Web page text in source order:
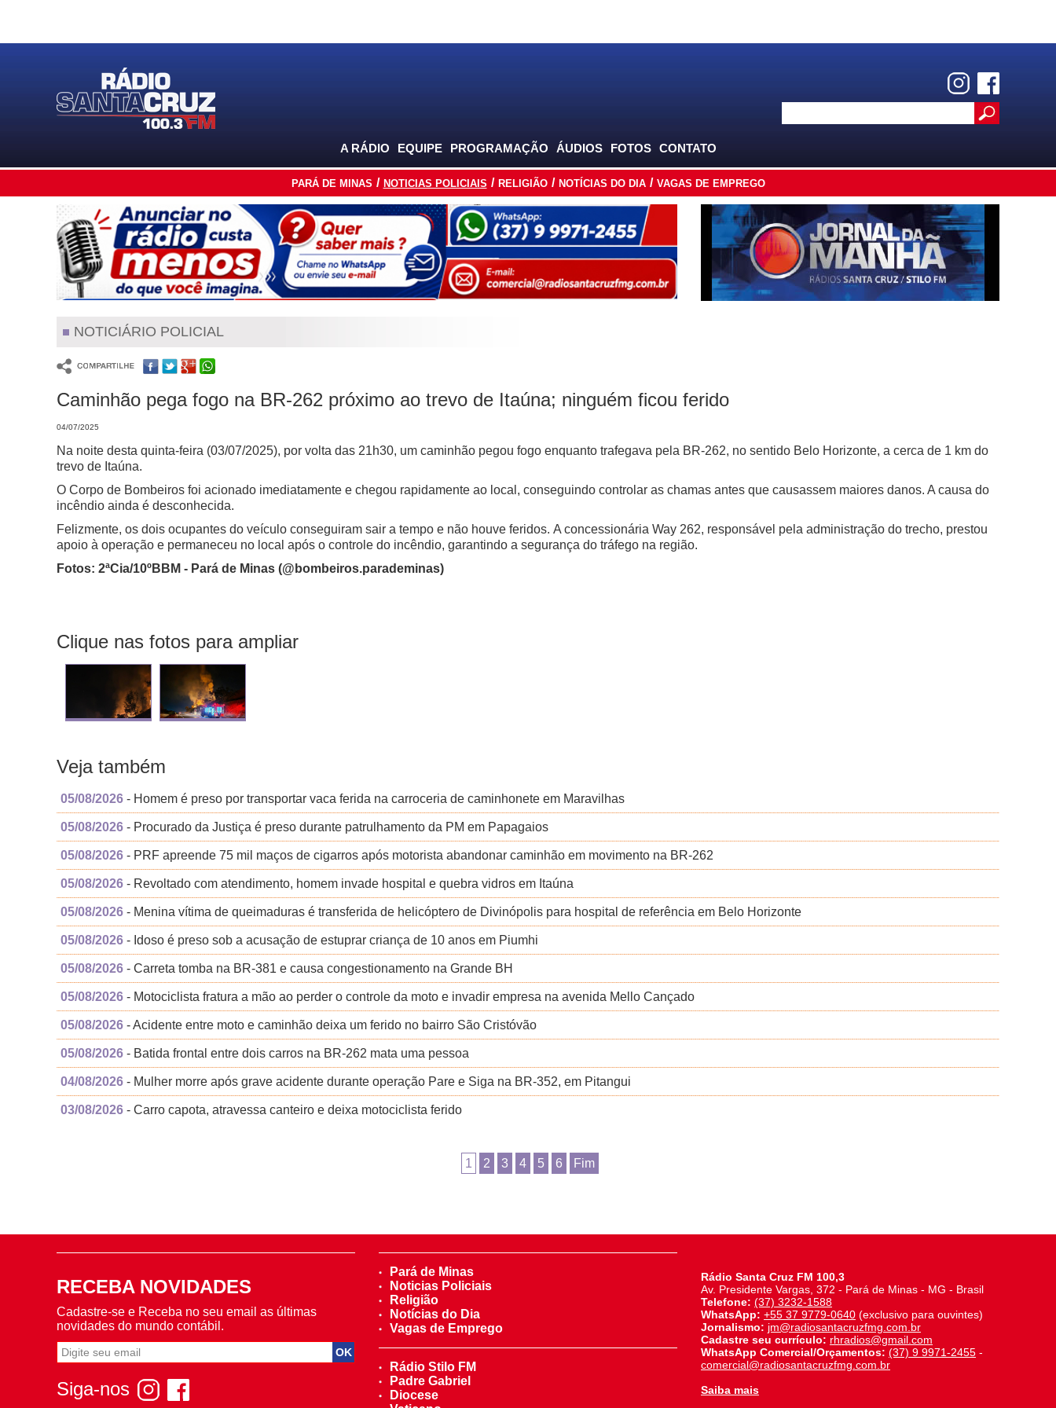
A RÁDIO EQUIPE PROGRAMAÇÃO ÁUDIOS FOTOS CONTATO
PARÁ DE MINAS NOTICIAS POLICIAIS RELIGIÃO NOTÍCIAS DO DIA VAGAS DE EMPREGO
NOTICIÁRIO POLICIAL
Caminhão pega fogo na BR-262 próximo ao trevo de Itaúna; ninguém ficou ferido
04/07/2025
Na noite desta quinta-feira (03/07/2025), por volta das 21h30, um caminhão pegou fogo enquanto trafegava pela BR-262, no sentido Belo Horizonte, a cerca de 1 km do
trevo de Itaúna.
O Corpo de Bombeiros foi acionado imediatamente e chegou rapidamente ao local, conseguindo controlar as chamas antes que causassem maiores danos. A causa do
incêndio ainda é desconhecida.
Felizmente, os dois ocupantes do veículo conseguiram sair a tempo e não houve feridos. A concessionária Way 262, responsável pela administração do trecho, prestou
apoio à operação e permaneceu no local após o controle do incêndio, garantindo a segurança do tráfego na região.
Fotos: 2ªCia/10ºBBM - Pará de Minas (@bombeiros.parademinas)
Clique nas fotos para ampliar
Veja também
05/08/2026 - Homem é preso por transportar vaca ferida na carroceria de caminhonete em Maravilhas
05/08/2026 - Procurado da Justiça é preso durante patrulhamento da PM em Papagaios
05/08/2026 - PRF apreende 75 mil maços de cigarros após motorista abandonar caminhão em movimento na BR-262
05/08/2026 - Revoltado com atendimento, homem invade hospital e quebra vidros em Itaúna
05/08/2026 - Menina vítima de queimaduras é transferida de helicóptero de Divinópolis para hospital de referência em Belo Horizonte
05/08/2026 - Idoso é preso sob a acusação de estuprar criança de 10 anos em Piumhi
05/08/2026 - Carreta tomba na BR-381 e causa congestionamento na Grande BH
05/08/2026 - Motociclista fratura a mão ao perder o controle da moto e invadir empresa na avenida Mello Cançado
05/08/2026 - Acidente entre moto e caminhão deixa um ferido no bairro São Cristóvão
05/08/2026 - Batida frontal entre dois carros na BR-262 mata uma pessoa
04/08/2026 - Mulher morre após grave acidente durante operação Pare e Siga na BR-352, em Pitangui
03/08/2026 - Carro capota, atravessa canteiro e deixa motociclista ferido
1 2 3 4 5 6 Fim
RECEBA NOVIDADES
Cadastre-se e Receba no seu email as últimas
novidades do mundo contábil.
Siga-nos
Pará de Minas
Noticias Policiais
Religião
Notícias do Dia
Vagas de Emprego
Rádio Stilo FM
Padre Gabriel
Diocese
Rádio Santa Cruz FM 100,3
Av. Presidente Vargas, 372 - Pará de Minas - MG - Brasil
Telefone: (37) 3232-1588
WhatsApp: +55 37 9779-0640 (exclusivo para ouvintes)
Jornalismo: jm@radiosantacruzfmg.com.br
Cadastre seu currículo: rhradios@gmail.com
WhatsApp Comercial/Orçamentos: (37) 9 9971-2455 -
comercial@radiosantacruzfmg.com.br
Saiba mais